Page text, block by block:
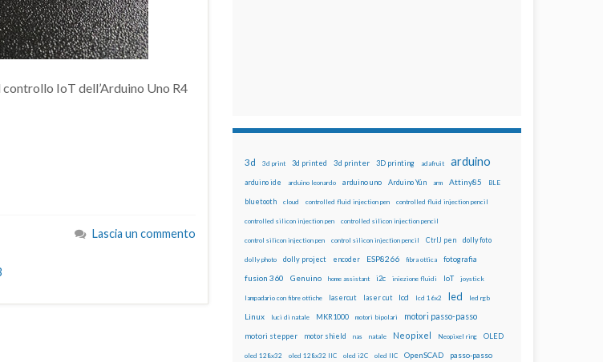
IoT dell’Arduino Uno R4
Lascia un commento
3d 3d print 3d printed 3d printer 3D printing adafruit arduino
arduino ide arduino leonardo arduino uno Arduino Yún arm Attiny85 BLE
bluetooth cloud controlled fluid injection pen controlled fluid injection pencil
controlled silicon injection pen controlled silicon injection pencil
control silicon injection pen control silicon injection pencil CtrlJ pen dolly foto
dolly photo dolly project encoder ESP8266 fibra ottica fotografia
fusion 360 Genuino home assistant i2c iniezione fluidi IoT joystick
lampadario con fibre ottiche lasercut laser cut lcd lcd 16x2 led led rgb
Linux luci di natale MKR1000 motori bipolari motori passo-passo
motori stepper motor shield nas natale Neopixel Neopixel ring OLED
oled 128x32 oled 128x32 IIC oled i2C oled IIC OpenSCAD passo-passo